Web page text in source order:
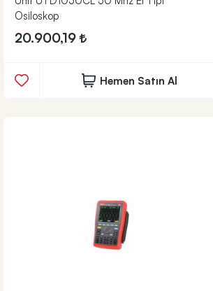
Osiloskop
20.900,19
Hemen Satın Al